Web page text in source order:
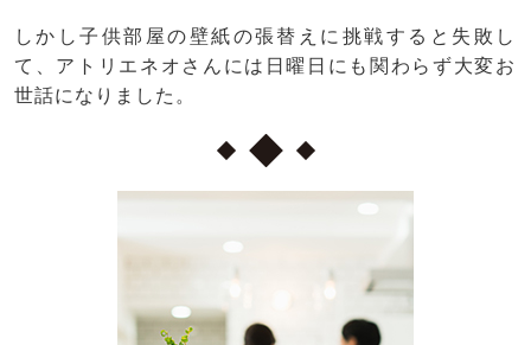
しかし子供部屋の壁紙の張替えに挑戦すると失敗し
て、アトリエネオさんには日曜日にも関わらず大変お
世話になりました。